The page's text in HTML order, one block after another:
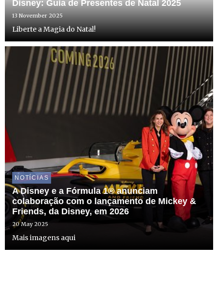
Disney: Guia de Presentes de Natal 2025
13 November 2025
Liberte a Magia do Natal!
NOTÍCIAS
A Disney e a Fórmula 1® anunciam
colaboração com o lançamento de Mickey &
Friends, da Disney, em 2026
20 May 2025
Mais imagens aqui